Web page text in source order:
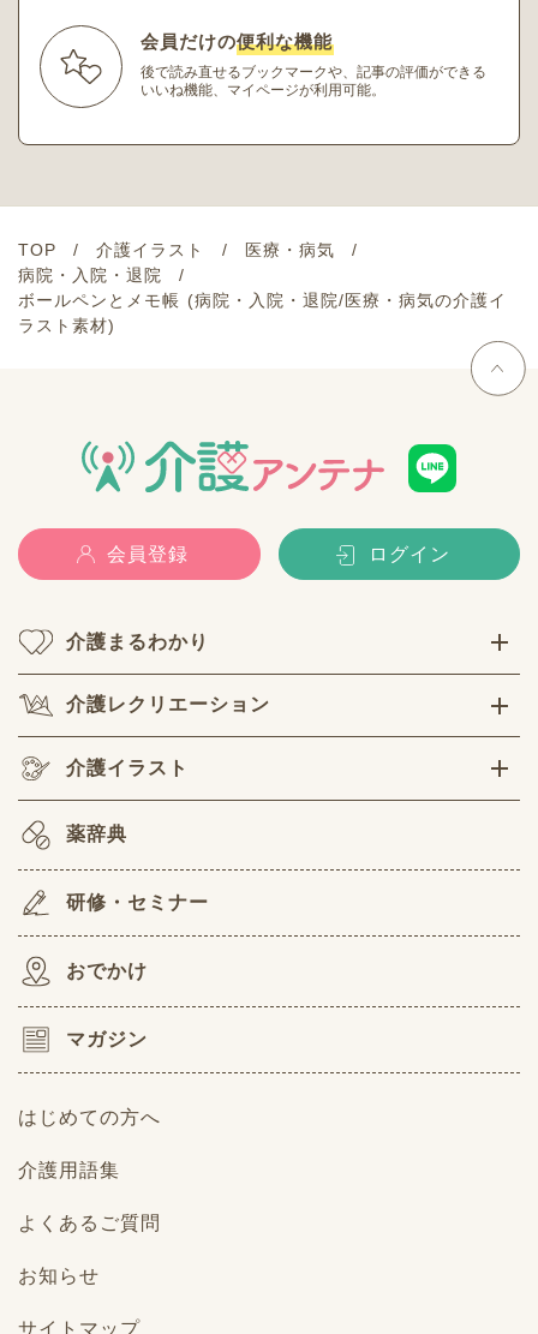
会員だけの便利な機能
後で読み直せるブックマークや、記事の評価ができる
いいね機能、マイページが利用可能。
TOP 介護イラスト
医療・病気
病院・入院・退院
ボールペンとメモ帳 (病院・入院・退院/医療・病気の介護イ
ラスト素材)
会員登録 ログイン
介護まるわかり
介護レクリエーション
介護イラスト
薬辞典
研修・セミナー
おでかけ
マガジン
はじめての方へ
介護用語集
よくあるご質問
お知らせ
サイトマップ